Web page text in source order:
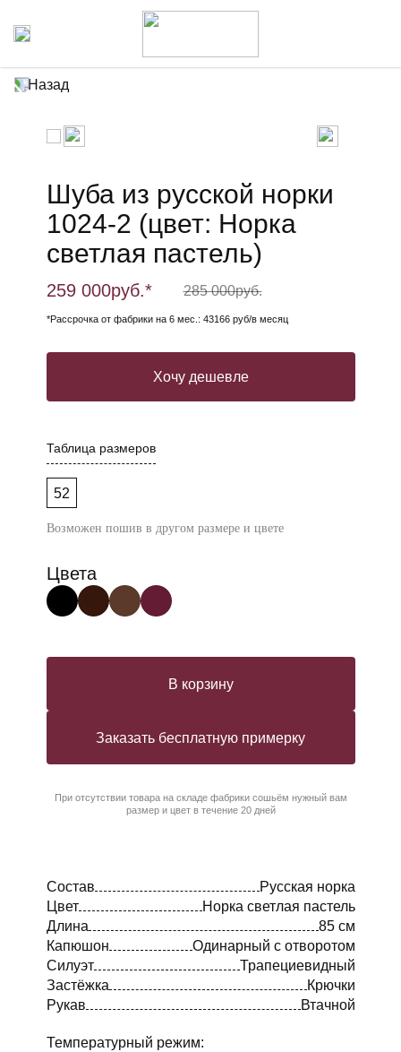
Назад
Шуба из русской норки
1024-2 (цвет: Норка
светлая пастель)
259 000руб.* 285 000руб.
*Рассрочка от фабрики на 6 мес.: 43166 руб/в месяц
Хочу дешевле
Таблица размеров
52
Возможен пошив в другом размере и цвете
Цвета
В корзину
Заказать бесплатную примерку
При отсутствии товара на складе фабрики сошьём нужный вам
размер и цвет в течение 20 дней
Состав
Русская норка
Цвет
Норка светлая пастель
Длина
85 см
Капюшон
Одинарный с отворотом
Силуэт
Трапециевидный
Застёжка
Крючки
Рукав
Втачной
Температурный режим: